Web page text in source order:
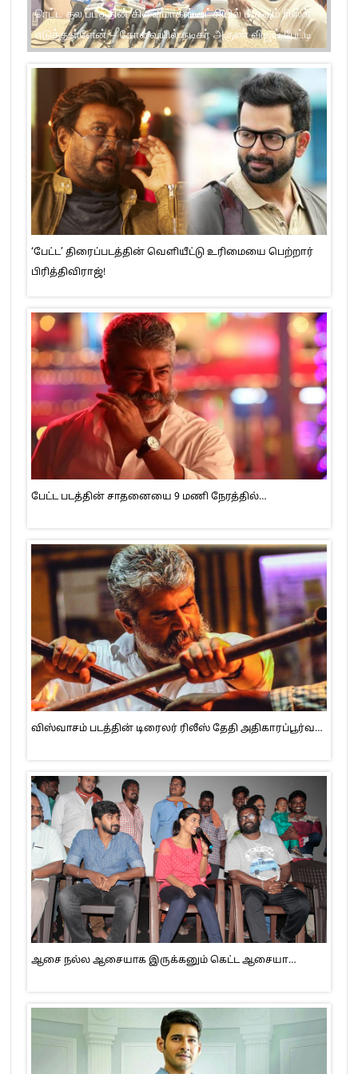
பாட்ஷா படம் ரீரிலீஸ் நேரத்தில் பன் பட்டர் ஜாம் ரிலீசாகியது
பயத்தை ஏற்படுத்தியது – நடிகர் ராஜு ஓபன் டாக்
‘பேட்ட’ திரைப்படத்தின் வெளியீட்டு உரிமையை பெற்றார்
பிரித்திவிராஜ்!
பேட்ட படத்தின் சாதனையை 9 மணி நேரத்தில்…
விஸ்வாசம் படத்தின் டிரைலர் ரிலீஸ் தேதி அதிகாரப்பூர்வ…
ஆசை நல்ல ஆசையாக இருக்கனும் கெட்ட ஆசையா…